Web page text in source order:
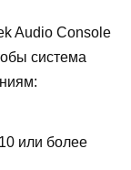
Audio Console
система
или более